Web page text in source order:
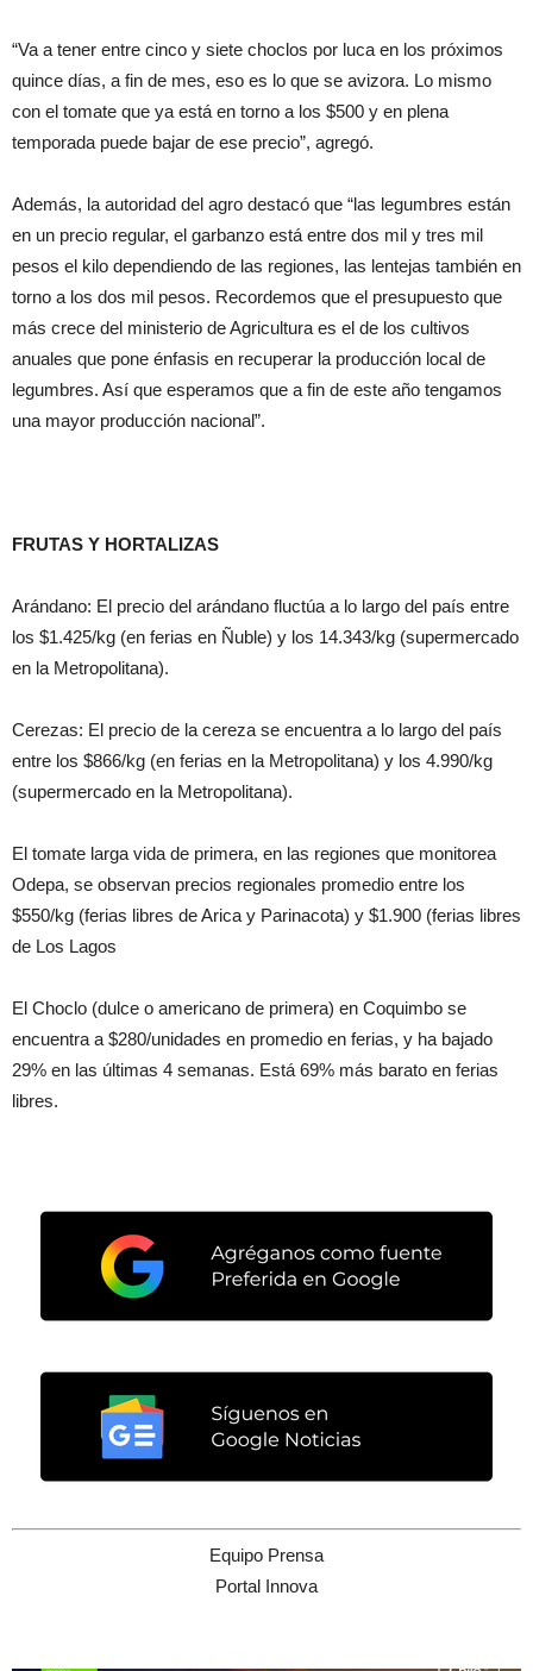
“Va a tener entre cinco y siete choclos por luca en los próximos
quince días, a fin de mes, eso es lo que se avizora. Lo mismo
con el tomate que ya está en torno a los $500 y en plena
temporada puede bajar de ese precio”, agregó.
Además, la autoridad del agro destacó que “las legumbres están
en un precio regular, el garbanzo está entre dos mil y tres mil
pesos el kilo dependiendo de las regiones, las lentejas también en
torno a los dos mil pesos. Recordemos que el presupuesto que
más crece del ministerio de Agricultura es el de los cultivos
anuales que pone énfasis en recuperar la producción local de
legumbres. Así que esperamos que a fin de este año tengamos
una mayor producción nacional”.
FRUTAS Y HORTALIZAS
Arándano: El precio del arándano fluctúa a lo largo del país entre
los $1.425/kg (en ferias en Ñuble) y los 14.343/kg (supermercado
en la Metropolitana).
Cerezas: El precio de la cereza se encuentra a lo largo del país
entre los $866/kg (en ferias en la Metropolitana) y los 4.990/kg
(supermercado en la Metropolitana).
El tomate larga vida de primera, en las regiones que monitorea
Odepa, se observan precios regionales promedio entre los
$550/kg (ferias libres de Arica y Parinacota) y $1.900 (ferias libres
de Los Lagos
El Choclo (dulce o americano de primera) en Coquimbo se
encuentra a $280/unidades en promedio en ferias, y ha bajado
29% en las últimas 4 semanas. Está 69% más barato en ferias
libres.
Equipo Prensa
Portal Innova